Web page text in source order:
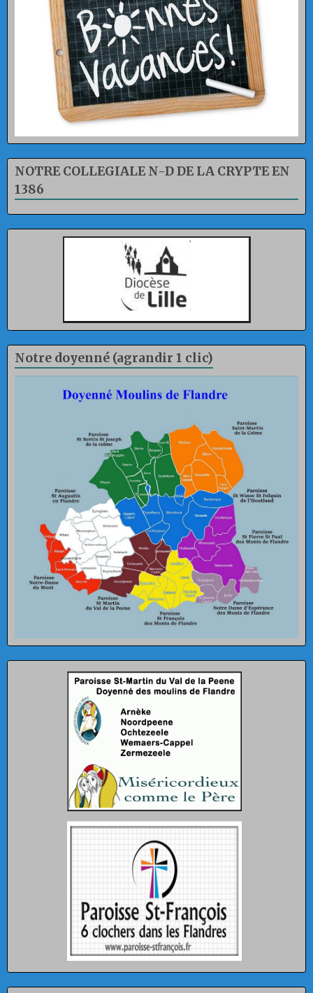
NOTRE COLLEGIALE N-D DE LA CRYPTE EN
1386
Notre doyenné (agrandir 1 clic)